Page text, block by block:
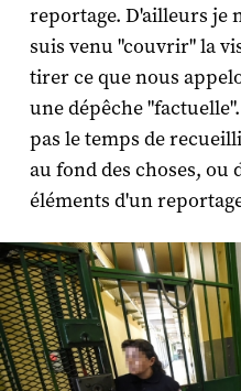
reportage. D'ailleurs je
suis venu "couvrir" la
tirer ce que nous
une dépêche
pas le temps de
au fond des choses, ou
éléments d'un